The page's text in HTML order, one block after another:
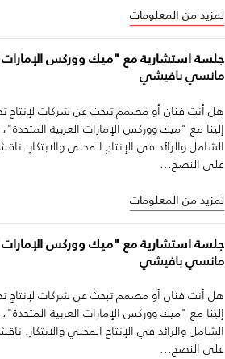
لمزيد من المعلومات
جلسة استشارية مع "ميك ووركس الإمارات
مانسي بافيشي
هل أنت فنان أو مصمم تبحث عن شركات لإنتاج
إلينا مع "ميك ووركس الإمارات العربية
الشامل والرائد في الإنتاج المحلي
على النصح...
لمزيد من المعلومات
جلسة استشارية مع "ميك ووركس الإمارات
مانسي بافيشي
هل أنت فنان أو مصمم تبحث عن شركات لإنتاج
إلينا مع "ميك ووركس الإمارات العربية
الشامل والرائد في الإنتاج المحلي
على النصح...